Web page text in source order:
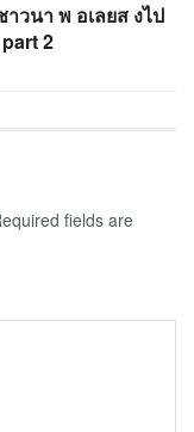
วนา พ อเลยส งไป
2
fields are